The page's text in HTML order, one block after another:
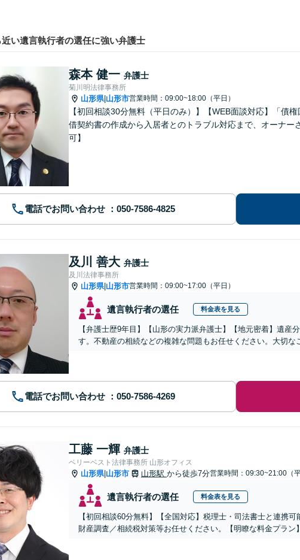
い遺言執行者の選任に強い弁護士
森本 健一 弁護士
菊川明法律事務所
山形県| 山形市営業時間：09:00~18:00（平日）
【初回相談30分無料（平日のみ）】【WEB面談対応】「債
借契約書の作成から入居者とのトラブル対応まで、オーナ
可】
電話でお問い合わせ
及川 善大 弁護士
及川法律事務所
山形県| 山形市営業時間：09:00~17:00（平日）
遺言執行者の選任 料金表を見る
【弁護士歴9年目】【山形の実力派弁護士】【地元密着】遺産
す。不動産の相続などの複雑な問題もお任せください。大切な
電話でお問い合わせ
工藤 一輝 弁護士
ベリーベスト法律事務所 山形オフィス
山形県| 山形市 山形駅 から徒歩7分営業時間：09:30~21:00（平
遺言執行者の選任 料金表を見る
【初回相談60分無料】【全国対応】税理士・司法書士と連携
財産調査／相続税対策等お任せください。【明瞭な料金プラン